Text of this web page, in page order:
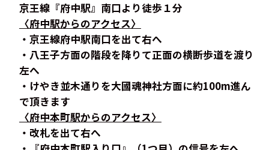
京王線『府中駅』南口より徒歩１分
〈府中駅からのアクセス〉
・京王線府中駅南口を出て右へ
・八王子方面の階段を降りて正面の横断歩道を渡り
左へ
・けやき並木通りを大國魂神社方面に約100m進ん
で頂きます
〈府中本町駅からのアクセス〉
・改札を出て右へ